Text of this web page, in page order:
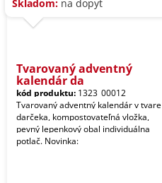
Skladom: na dopyt
Tvarovaný adventný
kalendár da
kód produktu: 1323_00012
Tvarovaný adventný kalendár v tvare
darčeka, kompostovateľná vložka,
pevný lepenkový obal individuálna
potlač. Novinka: